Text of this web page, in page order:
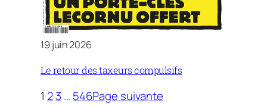
19 juin 2026
Le retour des taxeurs compulsifs
1 23 … 546Page suivante